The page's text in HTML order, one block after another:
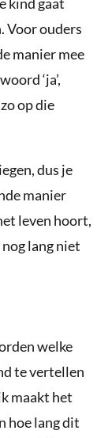
Voor ouders
manier mee
‘ja’,
op die
dus je
manier
leven hoort,
lang niet
welke
te vertellen
maakt het
hoe lang dit